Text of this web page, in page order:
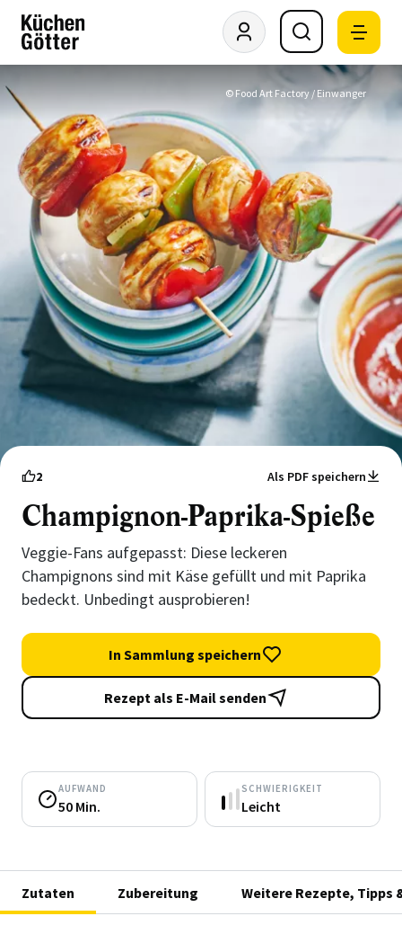
© Food Art Factory / Einwanger
2 Als PDF speichern
Champignon-Paprika-Spieße
Veggie-Fans aufgepasst: Diese leckeren
Champignons sind mit Käse gefüllt und mit Paprika
bedeckt. Unbedingt ausprobieren!
In Sammlung speichern
Rezept als E-Mail senden
AUFWAND
50 Min.
SCHWIERIGKEIT
Leicht
Zutaten Zubereitung Weitere Rezepte, Tipps